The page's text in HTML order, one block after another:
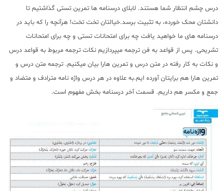
درس چشم انتظار شما هستند. لابلای درسنامه ها تمرین تستی گذاشتیم تا
دانشتان محک خورده، به تثبیت برسد.خیالتان تخت تخت! هرآنچه را که باید در
درسنامه های ما خواهید یافت چه برای امتحانات تستی و چه برای امتحانات
تشریحی. پس از قواعد به فن ترجمه میپردازیم نکات ترجمه مربوط به قواعد درس
و نکات به کار رفته در متن درس و تمرین هارا بیان میکنیم. ترجمه متن درس و
تمرین هارا هم برایتان آورده ایم.به علاوه در هر درس واژه نامه مترادف و متضاد و
جمع و مکسر هم داریم. قسمت آخر درسنامه بخش مفهوم است.